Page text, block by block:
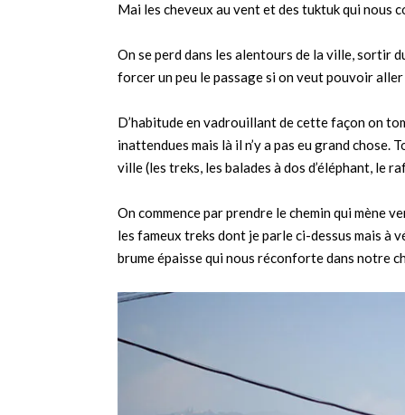
Mai les cheveux au vent et des tuktuk qui nous
On se perd dans les alentours de la ville, sortir
forcer un peu le passage si on veut pouvoir
D’habitude en vadrouillant de cette façon on
inattendues mais là il n’y a pas eu grand
ville (les treks, les balades à dos d’éléphant, le
On commence par prendre le chemin qui mène
les fameux treks dont je parle ci-dessus mais à
brume épaisse qui nous réconforte dans notre